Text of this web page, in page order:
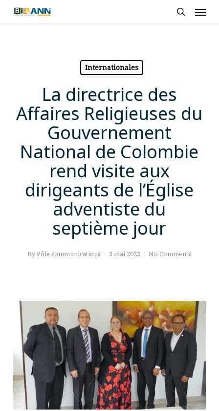
Skip
Internationales
La directrice des
Affaires Religieuses du
Gouvernement
National de Colombie
rend visite aux
dirigeants de l’Église
adventiste du
septième jour
ByPôle communications 3 mai 2023 No Comments